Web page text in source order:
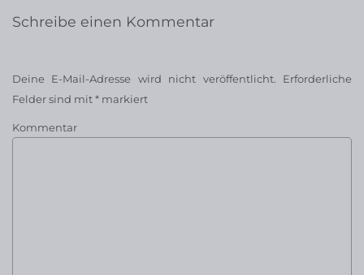
Schreibe einen Kommentar
Deine E-Mail-Adresse wird nicht veröffentlicht.
Erforderliche
Felder sind mit* markiert
Kommentar